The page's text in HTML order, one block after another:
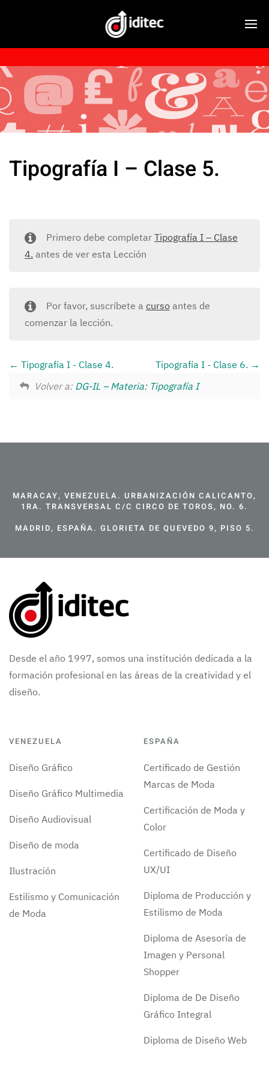
Tipografía I – Clase 5.
Primero debe completar Tipografía I – Clase
4. antes de ver esta Lección
Por favor, suscríbete a cursoantes de
comenzar la lección.
Tipografía I - Clase 4.
Tipografía I - Clase 6.
Volver a: DG-IL – Materia: Tipografía I
MARACAY, VENEZUELA. URBANIZACIÓN CALICANTO,
1RA. TRANSVERSAL C/C CIRCO DE TOROS, NO. 6.
MADRID, ESPAÑA. GLORIETA DE QUEVEDO 9, PISO 5.
Desde el año 1997, somos una institución dedicada a la
formación profesional en las áreas de la creatividad y el
diseño.
VENEZUELA
Diseño Gráfico
Diseño Gráfico Multimedia
Diseño Audiovisual
Diseño de moda
Ilustración
Estilismo y Comunicación
de Moda
ESPAÑA
Certificado de Gestión
Marcas de Moda
Certificación de Moda y
Color
Certificado de Diseño
UX/UI
Diploma de Producción y
Estilismo de Moda
Diploma de Asesoría de
Imagen y Personal
Shopper
Diploma de De Diseño
Gráfico Integral
Diploma de Diseño Web